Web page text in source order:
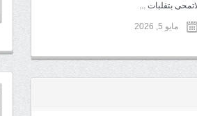
بتقلبات ...
مايو 5, 2026